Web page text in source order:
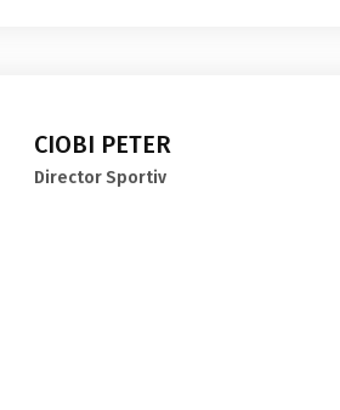
CIOBI PETER
Director Sportiv